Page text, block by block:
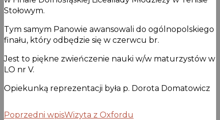
Stołowym.
Tym samym Panowie awansowali do ogólnopolskiego
finału, który odbędzie się w czerwcu br.
Jest to piękne zwieńczenie nauki w/w maturzystów w
LO nr V.
Opiekunką reprezentacji była p. Dorota Domatowicz
Poprzedni wpisWizyta z Oxfordu